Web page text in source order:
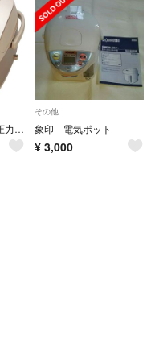
象印 炊飯器 5.5合 圧力IH式 極め炊き
その他
象印 電気ポット
¥ 3,000